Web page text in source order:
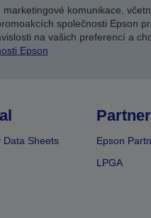
komunikace,
společnosti Epson
na vašich preferencí a
Epson
Data Sheets
Epson
LPGA